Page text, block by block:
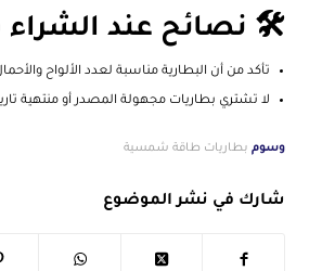
🛠️ نصائح عند الشراء
تأكد من أن البطارية مناسبة لعدد الألواح
لا تشتري بطاريات مجهولة المصدر أو منتهية
وسوم بطاريات طاقة شمسية
شارك في نشر الموضوع